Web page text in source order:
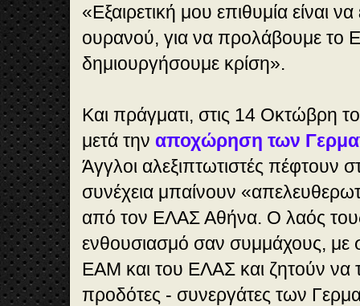
«Εξαιρετική μου επιθυμία είναι
ουρανού, για να προλάβουμε το
δημιουργήσουμε κρίση».
Και πράγματι, στις 14 Οκτώβρη
μετά την αποχώρηση των
Άγγλοι αλεξιπτωτιστές πέφτουν
συνέχεια μπαίνουν
από τον ΕΛΑΣ Αθήνα. Ο λαός
ενθουσιασμό σαν συμμάχους, με
ΕΑΜ και του ΕΛΑΣ και ζητούν να
προδότες - συνεργάτες των